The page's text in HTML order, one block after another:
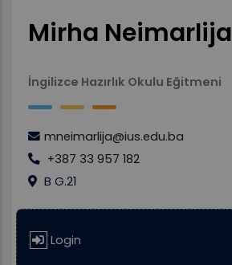
Mirha Neimarlija
İngilizce Hazırlık Okulu Eğitmeni
mneimarlija@ius.edu.ba
+387 33 957 182
B G.21
Login